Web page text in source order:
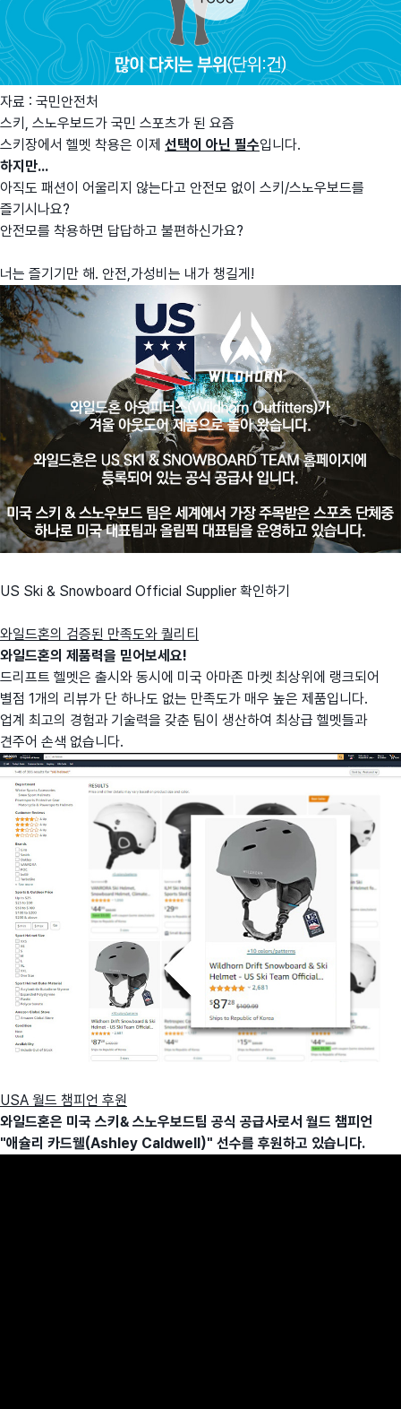
자료 : 국민안전처
스키, 스노우보드가 국민 스포츠가 된 요즘
스키장에서 헬멧 착용은 이제 선택이 아닌 필수입니다.
하지만...
아직도 패션이 어울리지 않는다고 안전모 없이 스키/스노우보드를
즐기시나요?
안전모를 착용하면 답답하고 불편하신가요?
너는 즐기기만 해. 안전,가성비는 내가 챙길게!
US Ski & Snowboard Official Supplier 확인하기
와일드혼의 검증된 만족도와 퀄리티
와일드혼의 제품력을 믿어보세요!
드리프트 헬멧은 출시와 동시에 미국 아마존 마켓 최상위에 랭크되어
별점 1개의 리뷰가 단 하나도 없는 만족도가 매우 높은 제품입니다.
업계 최고의 경험과 기술력을 갖춘 팀이 생산하여 최상급 헬멧들과
견주어 손색 없습니다.
USA 월드 챔피언 후원
와일드혼은 미국 스키& 스노우보드팀 공식 공급사로서 월드 챔피언
"애슐리 카드웰(Ashley Caldwell)" 선수를 후원하고 있습니다.